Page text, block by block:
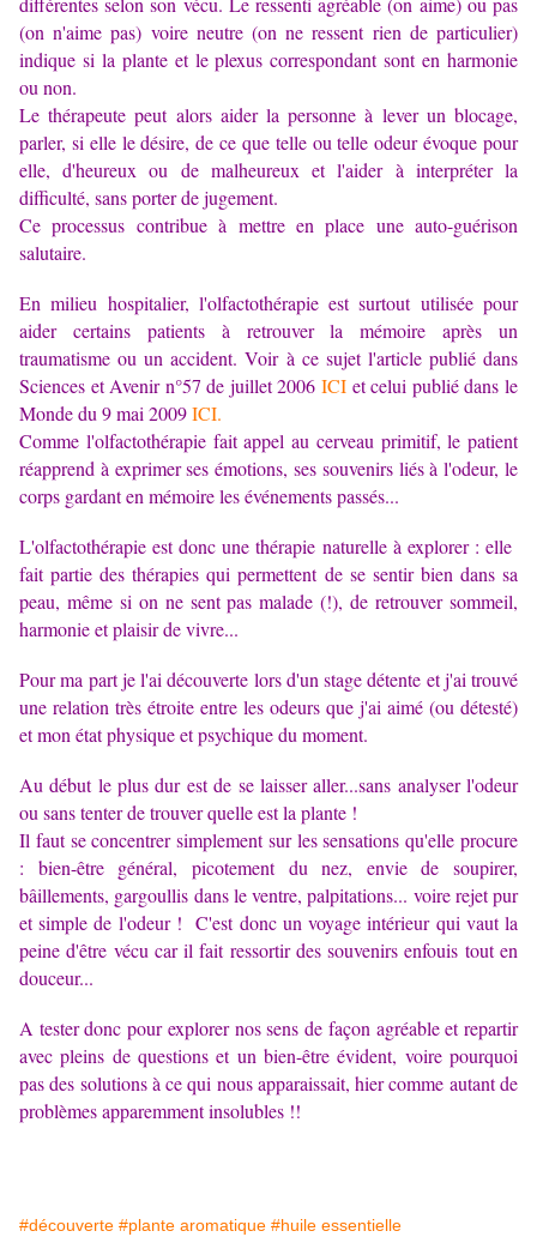
(on n'aime pas) voire neutre (on ne ressent rien de particulier)
indique si la plante et le plexus correspondant sont en harmonie
ou non.
Le thérapeute peut alors aider la personne à lever un blocage,
parler, si elle le désire, de ce que telle ou telle odeur évoque pour
elle, d'heureux ou de malheureux et l'aider à interpréter la
difficulté, sans porter de jugement.
Ce processus contribue à mettre en place une auto-guérison
salutaire.
En milieu hospitalier, l'olfactothérapie est surtout utilisée pour
aider certains patients à retrouver la mémoire après un
traumatisme ou un accident. Voir à ce sujet l'article publié dans
Sciences et Avenir n°57 de juillet 2006ICI et celui publié dans le
Monde du 9 mai 2009ICI.
Comme l'olfactothérapie fait appel au cerveau primitif, le patient
réapprend à exprimer ses émotions, ses souvenirs liés à l'odeur, le
corps gardant en mémoire les événements passés...
L'olfactothérapie est donc une thérapie naturelle à explorer : elle
fait partie des thérapies qui permettent de se sentir bien dans sa
peau, même si on ne sent pas malade (!), de retrouver sommeil,
harmonie et plaisir de vivre...
Pour ma part je l'ai découverte lors d'un stage détente et j'ai trouvé
une relation très étroite entre les odeurs que j'ai aimé (ou détesté)
et mon état physique et psychique du moment.
Au début le plus dur est de se laisser aller...sans analyser l'odeur
ou sans tenter de trouver quelle est la plante !
Il faut se concentrer simplement sur les sensations qu'elle procure
: bien-être général, picotement du nez, envie de soupirer,
bâillements, gargoullis dans le ventre, palpitations... voire rejet pur
et simple de l'odeur !C'est donc un voyage intérieur qui vaut la
peine d'être vécu car il fait ressortir des souvenirs enfouis tout en
douceur...
A tester donc pour explorer nos sens de façon agréable et repartir
avec pleins de questions et un bien-être évident, voire pourquoi
pas des solutions à ce qui nous apparaissait, hier comme autant de
problèmes apparemment insolubles !!
#découverte #plante aromatique #huile essentielle